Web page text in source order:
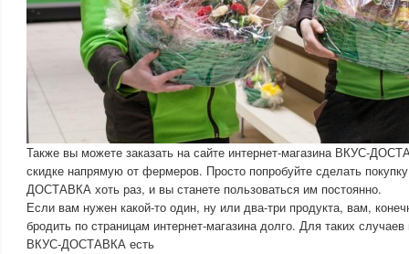
Также вы можете заказать на сайте интернет-магазина ВКУС-
скидке напрямую от фермеров. Просто попробуйте сделать
ДОСТАВКА хоть раз, и вы станете пользоваться им постоянно.
Если вам нужен какой-то один, ну или два-три продукта, вам,
бродить по страницам интернет-магазина долго. Для таких
ВКУС-ДОСТАВКА есть